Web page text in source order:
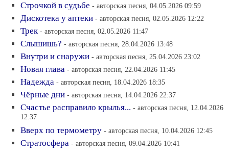
Строчкой в судьбе - авторская песня, 04.05.2026 09:59
Дискотека у аптеки - авторская песня, 02.05.2026 12:22
Трек - авторская песня, 02.05.2026 11:47
Слышишь? - авторская песня, 28.04.2026 13:48
Внутри и снаружи - авторская песня, 25.04.2026 23:02
Новая глава - авторская песня, 22.04.2026 11:45
Надежда - авторская песня, 18.04.2026 18:35
Чёрные дни - авторская песня, 14.04.2026 22:37
Счастье расправило крылья... - авторская песня, 12.04.2026
12:37
Вверх по термометру - авторская песня, 10.04.2026 12:45
Стратосфера - авторская песня, 09.04.2026 10:41